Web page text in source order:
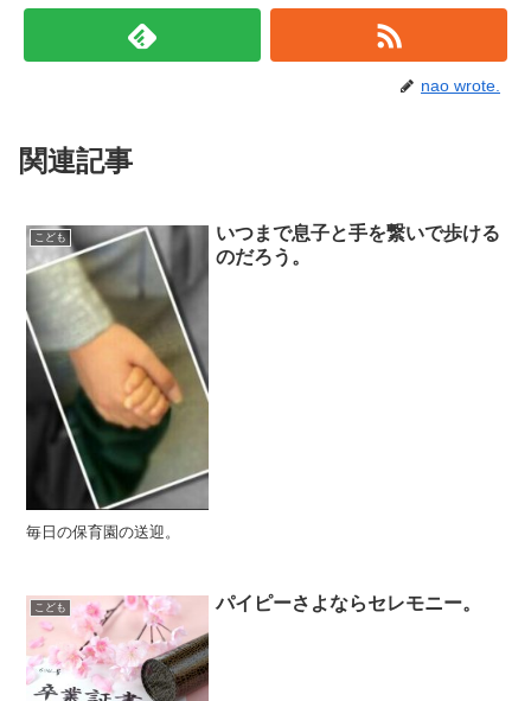
nao wrote.
関連記事
こども
いつまで息子と手を繋いで歩ける
のだろう。
毎日の保育園の送迎。
こども パイピーさよならセレモニー。